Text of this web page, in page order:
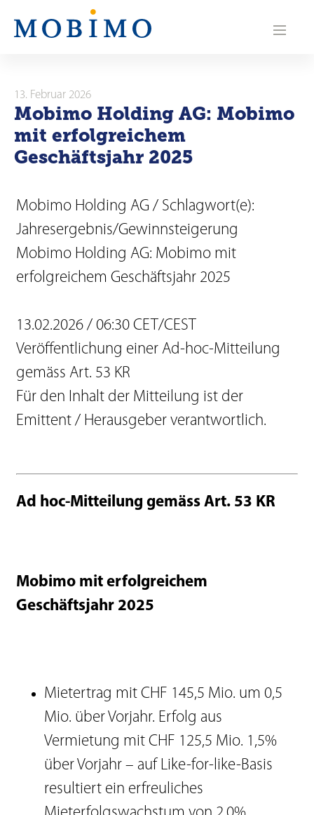
N
a
i
g
a
i
o
n
13. Februar 2026
Mobimo Holding AG: Mobimo
mit erfolgreichem
Geschäftsjahr 2025
Mobimo Holding AG / Schlagwort(e):
Jahresergebnis/Gewinnsteigerung
Mobimo Holding AG: Mobimo mit
erfolgreichem Geschäftsjahr 2025
13.02.2026 / 06:30 CET/CEST
Veröffentlichung einer Ad-hoc-Mitteilung
gemäss Art. 53 KR
Für den Inhalt der Mitteilung ist der
Emittent / Herausgeber verantwortlich.
Ad hoc-Mitteilung gemäss Art. 53 KR
Mobimo mit erfolgreichem
Geschäftsjahr 2025
Mietertrag mit CHF 145,5 Mio. um 0,5
Mio. über Vorjahr. Erfolg aus
Vermietung mit CHF 125,5 Mio. 1,5%
über Vorjahr – auf Like-for-like-Basis
resultiert ein erfreuliches